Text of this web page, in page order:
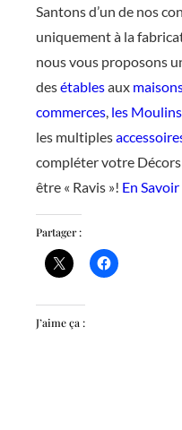
Santons d’un de nos
uniquement à la
nous vous proposons
desétablesaux
commerces, les Moulins
les multiples
compléter votre
être « Ravis »! En Savoir
Partager :
J’aime ça :